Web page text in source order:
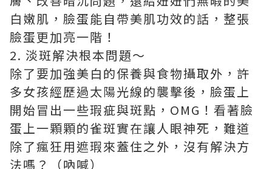
白嫩肌，臉蛋能自帶美肌功效的話，整張
臉蛋更加亮一階！
2. 淡斑解決根本問題～
除了要加強美白的保養與食物攝取外，許
多女孩經歷過太陽光線的襲擊後，臉蛋上
開始冒出一些瑕疵與斑點，OMG！看著臉
蛋上一顆顆的雀斑實在讓人眼神死，難道
除了瘋狂用遮瑕來蓋住之外，沒有解決方
法嗎？（吶喊）